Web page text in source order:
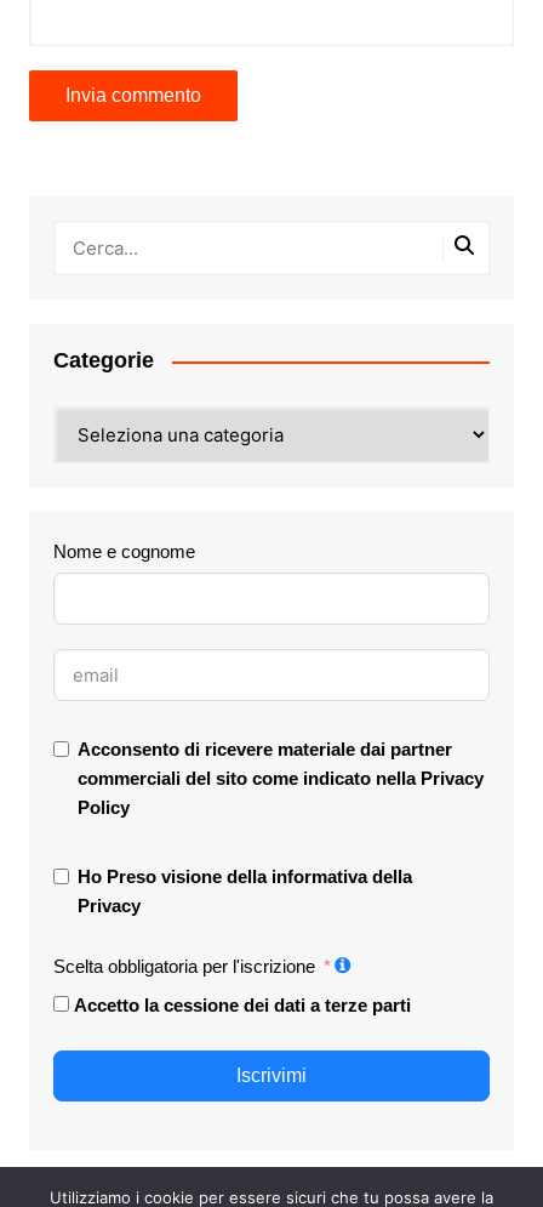
Categorie
Nome e cognome
Acconsento di ricevere materiale dai partner
commerciali del sito come indicato nella Privacy
Policy
Ho Preso visione della informativa della
Privacy
Scelta obbligatoria per l'iscrizione
Accetto la cessione dei dati a terze parti
Iscrivimi
Utilizziamo i cookie per essere sicuri che tu possa avere la